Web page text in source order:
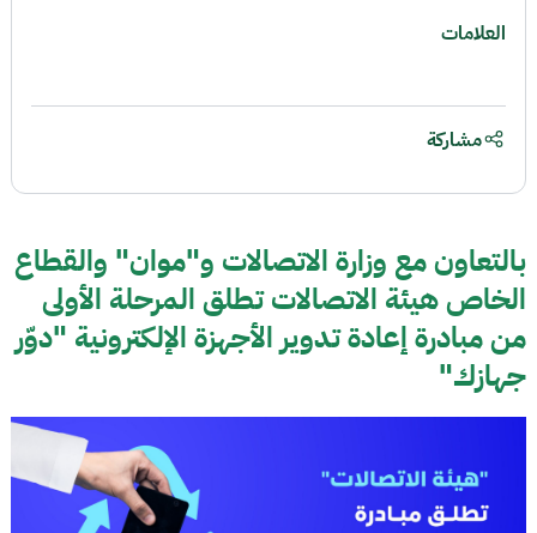
بالتعاون مع وزارة الاتصالات و"موان" والقطاع
الخاص هيئة الاتصالات تطلق المرحلة الأولى
من مبادرة إعادة تدوير الأجهزة الإلكترونية "دوّر
جهازك"
العلامات
مشاركة